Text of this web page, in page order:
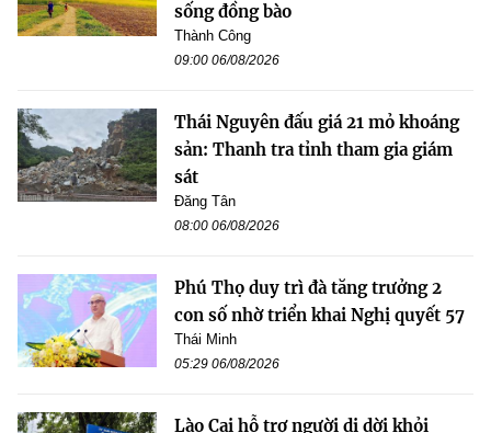
sống đồng bào
Thành Công
09:00 06/08/2026
Thái Nguyên đấu giá 21 mỏ khoáng
sản: Thanh tra tỉnh tham gia giám
sát
Đăng Tân
08:00 06/08/2026
Phú Thọ duy trì đà tăng trưởng 2
con số nhờ triển khai Nghị quyết 57
Thái Minh
05:29 06/08/2026
Lào Cai hỗ trợ người di dời khỏi